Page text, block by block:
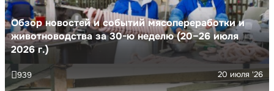
Обзор новостей и событий мясопереработки и
животноводства за 30-ю неделю (20–26 июля
2026 г.)
20 июля '26
939